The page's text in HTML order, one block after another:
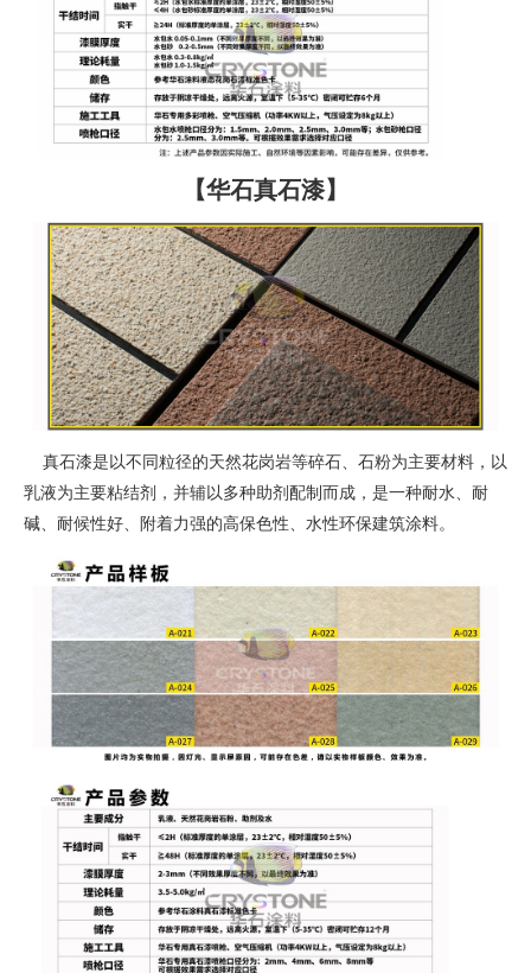
【华石真石漆】
真石漆是以不同粒径的天然花岗岩等碎石、石粉为主要材料，以
乳液为主要粘结剂，并辅以多种助剂配制而成，是一种耐水、耐
碱、耐候性好、附着力强的高保色性、水性环保建筑涂料。